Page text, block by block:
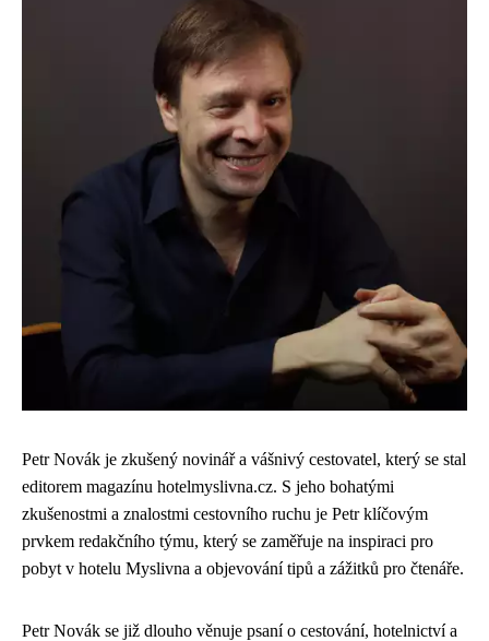
Petr Novák je zkušený novinář a vášnivý cestovatel, který se stal
editorem magazínu hotelmyslivna.cz. S jeho bohatými
zkušenostmi a znalostmi cestovního ruchu je Petr klíčovým
prvkem redakčního týmu, který se zaměřuje na inspiraci pro
pobyt v hotelu Myslivna a objevování tipů a zážitků pro čtenáře.
Petr Novák se již dlouho věnuje psaní o cestování, hotelnictví a